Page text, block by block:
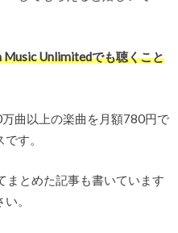
Unlimitedでも聴くこと
曲以上の楽曲を月額780円で
す。
まとめた記事も書いています
。